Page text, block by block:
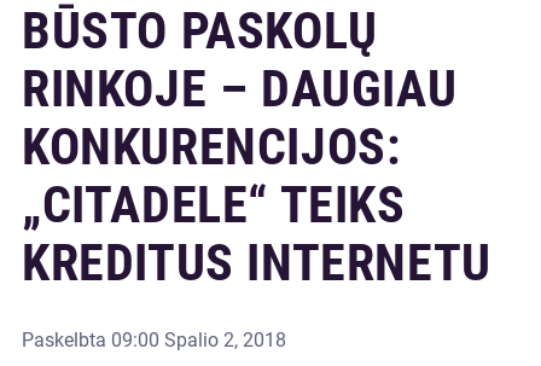
BŪSTO PASKOLŲ
RINKOJE – DAUGIAU
KONKURENCIJOS:
„CITADELE“ TEIKS
KREDITUS INTERNETU
Paskelbta 09:00 Spalio 2, 2018